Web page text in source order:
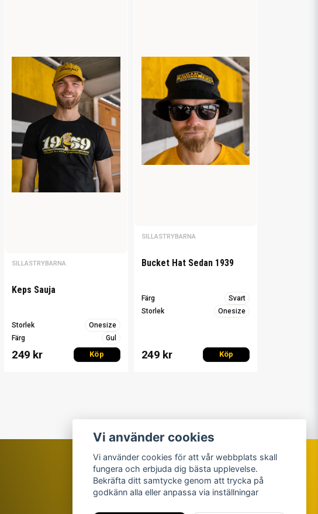
SILLASTRYBARNA
Keps Sauja
Storlek
Onesize
Färg
Gul
249 kr Köp
SILLASTRYBARNA
Bucket Hat Sedan 1939
Färg
Svart
Storlek
Onesize
249 kr Köp
Sillastrybarnas Mjällby AIF:s
Supporterklubb
© Copyright 2026
Vi använder cookies
Vi använder cookies för att vår webbplats skall
fungera och erbjuda dig bästa upplevelse.
Bekräfta ditt samtycke genom att trycka på
godkänn alla eller anpassa via inställningar